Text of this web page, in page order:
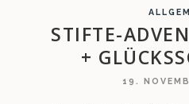
STIFTE-
+
19.